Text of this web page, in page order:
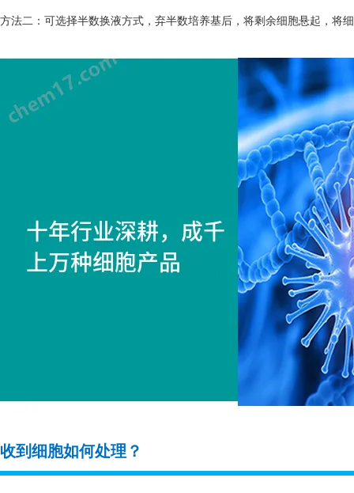
方法二：可选择半数换液方式，弃半数培养基后，将剩余细胞悬起，将
收到细胞如何处理？